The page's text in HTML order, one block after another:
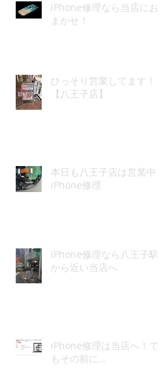
iPhone修理なら当店にお
まかせ！
ひっそり営業してます！
【八王子店】
本日も八王子店は営業中！
iPhone修理
iPhone修理なら八王子駅
から近い当店へ
iPhone修理は当店へ！で
もその前に…